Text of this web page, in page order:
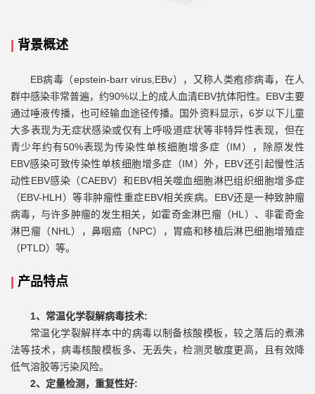
背景概述
EB病毒（epstein-barr virus,EBv），又称人类疱疹病毒，在人
群中感染非常普遍，约90%以上的成人血清EBV抗体阳性。EBV主要
通过唾液传播，也可经输血途径传播。国外资料显示，6岁以下儿童
大多表现为无症状感染或仅有上呼吸道症状等非特异性表现，但在
青少年约有50%表现为传染性单核细胞增多症（IM），除原发性
EBV感染可致传染性单核细胞增多症（IM）外，EBV还引起慢性活
动性EBV感染（CAEBV）和EBV相关噬血细胞淋巴组织细胞增多症
（EBV-HLH）等非肿瘤性重症EBV相关疾病。EBV还是一种致肿瘤
病毒，与许多肿瘤的发生相关，如霍奇金淋巴瘤（HL）、非霍奇金
淋巴瘤（NHL），鼻咽癌（NPC），胃癌和移植后淋巴细胞增殖症
（PTLD）等。
产品特点
1、常温化学裂解病毒技术:
常温化学裂解样本中的病毒以制备核酸模板，较之落后的煮沸
法等技术，病毒核酸模板多、无丢失，检测灵敏度更高，且有效降
低气溶胶等污染风险。
2、 定量检测，重复性好: